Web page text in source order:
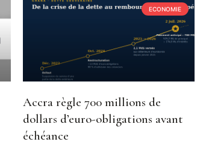
ECONOMIE
Accra règle 700 millions de
dollars d’euro-obligations avant
échéance